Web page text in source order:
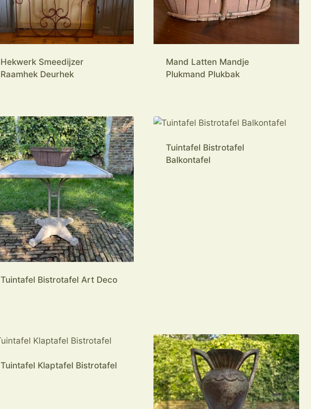
Hekwerk Smeedijzer
Raamhek Deurhek
Mand Latten Mandje
Plukmand Plukbak
Tuintafel Bistrotafel Art Deco
Tuintafel Bistrotafel
Balkontafel
Tuintafel Klaptafel Bistrotafel